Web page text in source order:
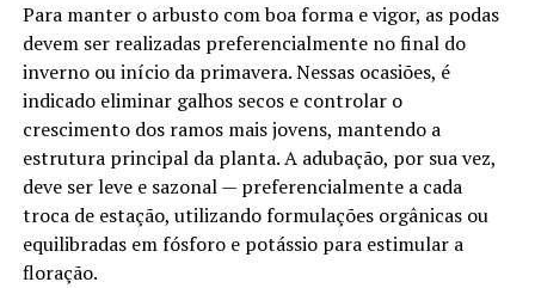
Para manter o arbusto com boa forma e vigor, as podas
devem ser realizadas preferencialmente no final do
inverno ou início da primavera. Nessas ocasiões, é
indicado eliminar galhos secos e controlar o
crescimento dos ramos mais jovens, mantendo a
estrutura principal da planta. A adubação, por sua vez,
deve ser leve e sazonal — preferencialmente a cada
troca de estação, utilizando formulações orgânicas ou
equilibradas em fósforo e potássio para estimular a
floração.